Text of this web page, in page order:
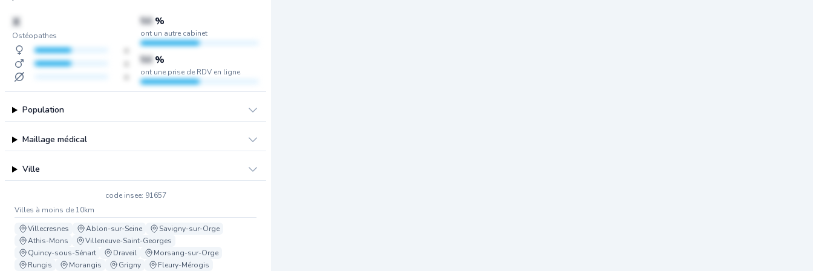
X
Ostéopathes
50 %
ont un autre cabinet
50 %
ont une prise de RDV en ligne
Population
Maillage médical
Ville
code insee: 91657
Villes à moins de 10km
Villecresnes
Ablon-sur-Seine
Savigny-sur-Orge
Athis-Mons
Villeneuve-Saint-Georges
Quincy-sous-Sénart
Draveil
Morsang-sur-Orge
Rungis
Morangis Grigny Fleury-Mérogis